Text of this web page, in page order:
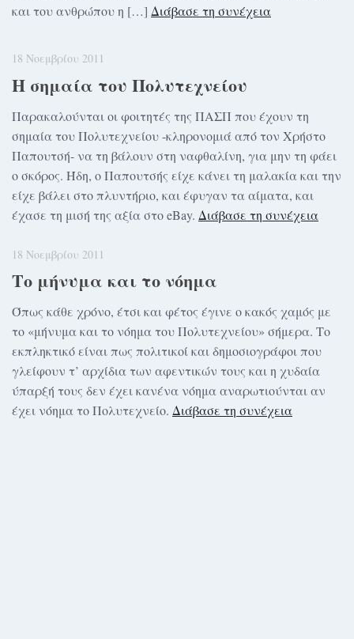
και του ανθρώπου η […] Διάβασε τη συνέχεια
18 Νοεμβρίου 2011
Η σημαία του Πολυτεχνείου
Παρακαλούνται οι φοιτητές της ΠΑΣΠ που έχουν τη
σημαία του Πολυτεχνείου -κληρονομιά από τον Χρήστο
Παπουτσή- να τη βάλουν στη ναφθαλίνη, για μην τη φάει
ο σκόρος. Ήδη, ο Παπουτσής είχε κάνει τη μαλακία και την
είχε βάλει στο πλυντήριο, και έφυγαν τα αίματα, και
έχασε τη μισή της αξία στο eBay. Διάβασε τη συνέχεια
18 Νοεμβρίου 2011
Το μήνυμα και το νόημα
Όπως κάθε χρόνο, έτσι και φέτος έγινε ο κακός χαμός με
το «μήνυμα και το νόημα του Πολυτεχνείου» σήμερα. Το
εκπληκτικό είναι πως πολιτικοί και δημοσιογράφοι που
γλείφουν τ’ αρχίδια των αφεντικών τους και η χυδαία
ύπαρξή τους δεν έχει κανένα νόημα αναρωτιούνται αν
έχει νόημα το Πολυτεχνείο. Διάβασε τη συνέχεια